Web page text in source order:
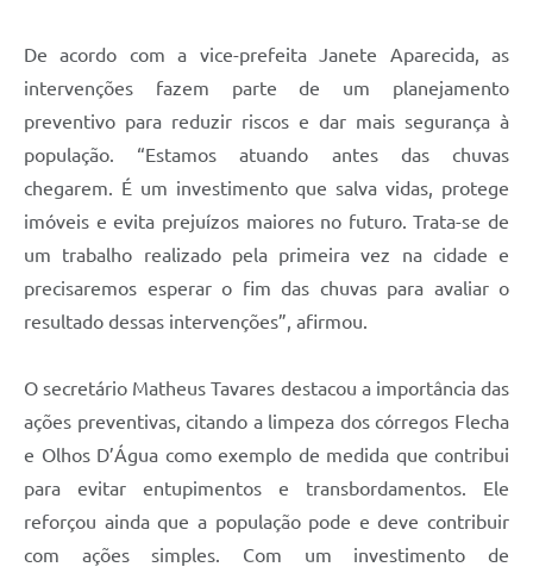
De acordo com a vice-prefeita Janete Aparecida, as
intervenções fazem parte de um planejamento
preventivo para reduzir riscos e dar mais segurança à
população. “Estamos atuando antes das chuvas
chegarem. É um investimento que salva vidas, protege
imóveis e evita prejuízos maiores no futuro. Trata-se de
um trabalho realizado pela primeira vez na cidade e
precisaremos esperar o fim das chuvas para avaliar o
resultado dessas intervenções”, afirmou.
O secretário Matheus Tavares destacou a importância das
ações preventivas, citando a limpeza dos córregos Flecha
e Olhos D’Água como exemplo de medida que contribui
para evitar entupimentos e transbordamentos. Ele
reforçou ainda que a população pode e deve contribuir
com ações simples. Com um investimento de